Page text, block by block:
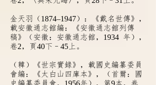
金天羽（1874‒1947）：《戴名世傳》，
載安徽通志館編：《安徽通志館列傳
稿》（安徽：安徽通志館， 1934 年），
卷2，頁40下– 45 上。
（韓）《世宗實錄》，載國史編纂委員
會編：《太白山四庫本》，（首爾：國
史編纂委員會， 1956年），第9本，卷